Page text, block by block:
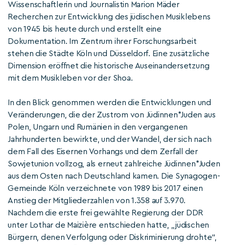
Wissenschaftlerin und Journalistin Marion Mäder
Recherchen zur Entwicklung des jüdischen Musiklebens
von 1945 bis heute durch und erstellt eine
Dokumentation. Im Zentrum ihrer Forschungsarbeit
stehen die Städte Köln und Düsseldorf. Eine zusätzliche
Dimension eröffnet die historische Auseinandersetzung
mit dem Musikleben vor der Shoa.
In den Blick genommen werden die Entwicklungen und
Veränderungen, die der Zustrom von Jüdinnen*Juden aus
Polen, Ungarn und Rumänien in den vergangenen
Jahrhunderten bewirkte, und der Wandel, der sich nach
dem Fall des Eisernen Vorhangs und dem Zerfall der
Sowjetunion vollzog, als erneut zahlreiche Jüdinnen*Juden
aus dem Osten nach Deutschland kamen. Die Synagogen-
Gemeinde Köln verzeichnete von 1989 bis 2017 einen
Anstieg der Mitgliederzahlen von 1.358 auf 3.970.
Nachdem die erste frei gewählte Regierung der DDR
unter Lothar de Maizière entschieden hatte, „jüdischen
Bürgern, denen Verfolgung oder Diskriminierung drohte“,